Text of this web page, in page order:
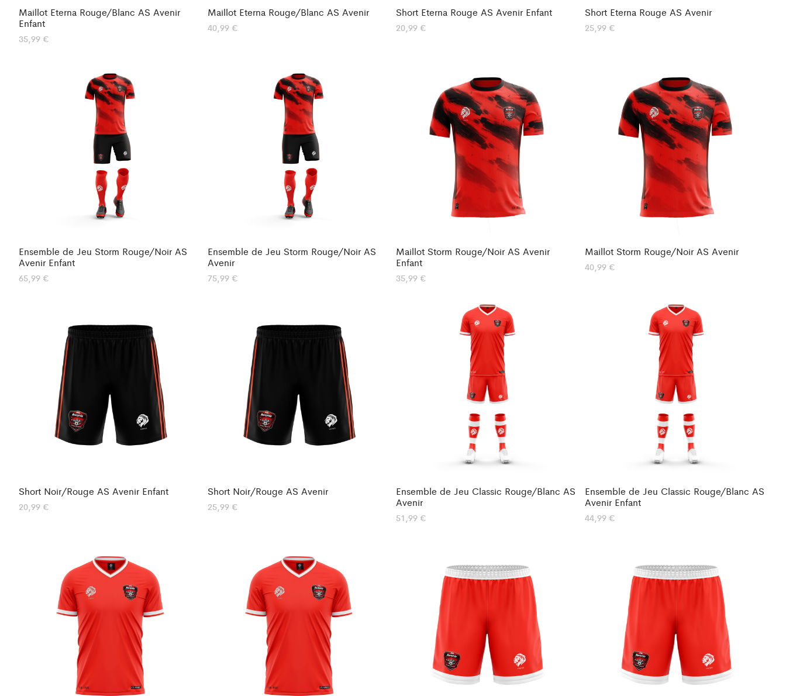
Maillot Eterna Rouge/Blanc AS Avenir
Enfant
35,99 €
Maillot Eterna Rouge/Blanc AS Avenir
40,99 €
Short Eterna Rouge AS Avenir Enfant
20,99 €
Short Eterna Rouge AS Avenir
25,99 €
Ensemble de Jeu Storm Rouge/Noir AS
Avenir Enfant
65,99 €
Ensemble de Jeu Storm Rouge/Noir AS
Avenir
75,99 €
Maillot Storm Rouge/Noir AS Avenir
Enfant
35,99 €
Maillot Storm Rouge/Noir AS Avenir
40,99 €
Short Noir/Rouge AS Avenir Enfant
20,99 €
Short Noir/Rouge AS Avenir
25,99 €
Ensemble de Jeu Classic Rouge/Blanc AS
Avenir
51,99 €
Ensemble de Jeu Classic Rouge/Blanc AS
Avenir Enfant
44,99 €